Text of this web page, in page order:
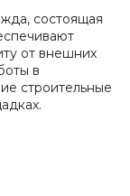
состоящая
от внешних
в
строительные